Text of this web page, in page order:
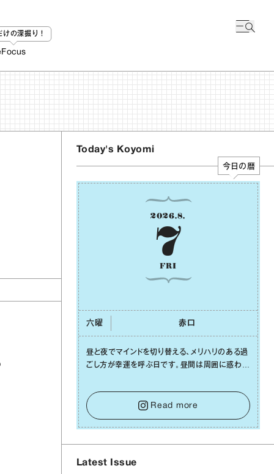
けの深掘り！
Focus
Today's Koyomi
今日の暦
2026.8.
7
FRI
六曜 ⾚⼝
昼と夜でマインドを切り替える、メリハリのある過
ごし⽅が幸運を呼ぶ⽇です。昼間は周囲に惑わさ
をキープして。そして夜は、疲れや寂しさから⽢
い⾔葉に流されないよう、⼼にしっかりブレーキ
をかけること。この意識の切り替えが、あなたに
確かな安⼼感をもたらすはずです。
Read more
Latest Issue